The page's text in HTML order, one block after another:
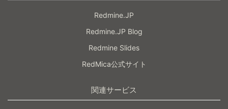
Redmine.JP
Redmine.JP Blog
Redmine Slides
RedMica公式サイト
関連サービス